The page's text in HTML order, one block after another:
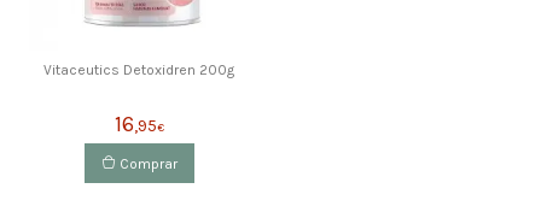
Vitaceutics Detoxidren 200g
16,95€
Comprar